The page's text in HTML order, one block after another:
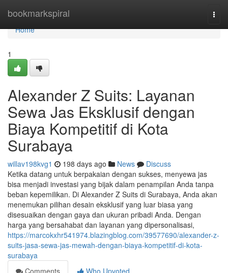
bookmarkspiral
Home
Home
1
Alexander Z Suits: Layanan
Sewa Jas Eksklusif dengan
Biaya Kompetitif di Kota
Surabaya
willav198kvg1 198 days ago News
Discuss
Ketika datang untuk berpakaian dengan sukses, menyewa jas
bisa menjadi investasi yang bijak dalam penampilan Anda tanpa
beban kepemilikan. Di Alexander Z Suits di Surabaya, Anda akan
menemukan pilihan desain eksklusif yang luar biasa yang
disesuaikan dengan gaya dan ukuran pribadi Anda. Dengan
harga yang bersahabat dan layanan yang dipersonalisasi,
https://marcokxhr541974.blazingblog.com/39577690/alexander-z-
suits-jasa-sewa-jas-mewah-dengan-biaya-kompetitif-di-kota-
surabaya
Comments
Who Upvoted